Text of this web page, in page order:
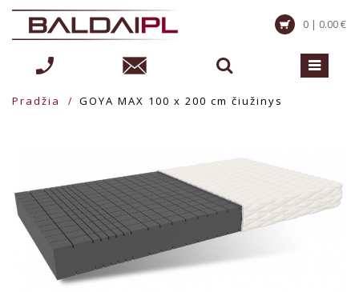
0 | 0.00 €
Pradžia GOYA MAX 100 x 200 cm čiužinys